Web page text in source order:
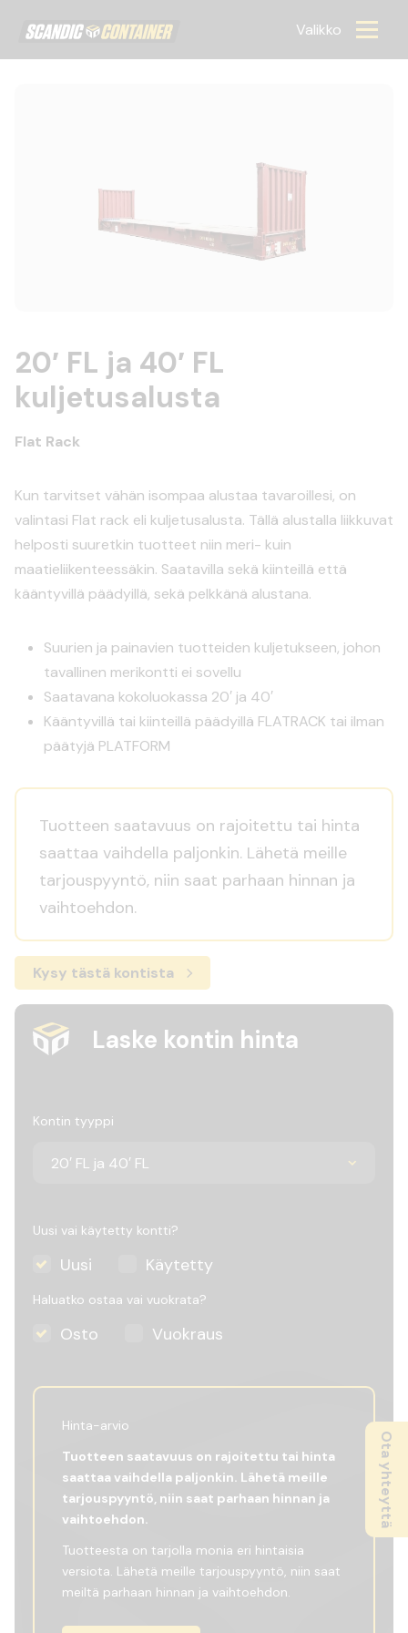
Scandic container
Valikko
20′ FL ja 40′ FL
kuljetusalusta
Flat Rack
Kun tarvitset vähän isompaa alustaa tavaroillesi, on
valintasi Flat rack eli kuljetusalusta. Tällä alustalla liikkuvat
helposti suuretkin tuotteet niin meri- kuin
maatieliikenteessäkin. Saatavilla sekä kiinteillä että
kääntyvillä päädyillä, sekä pelkkänä alustana.
Suurien ja painavien tuotteiden kuljetukseen, johon
tavallinen merikontti ei sovellu
Saatavana kokoluokassa 20′ ja 40′
Kääntyvillä tai kiinteillä päädyillä FLATRACK tai ilman
päätyjä PLATFORM
Tuotteen saatavuus on rajoitettu tai hinta
saattaa vaihdella paljonkin. Lähetä meille
tarjouspyyntö, niin saat parhaan hinnan ja
vaihtoehdon.
Kysy tästä kontista
Laske kontin hinta
Kontin tyyppi
Uusi vai käytetty kontti?
Uusi Käytetty
Haluatko ostaa vai vuokrata?
Osto Vuokraus
Hinta-arvio
Tuotteen saatavuus on rajoitettu tai hinta
saattaa vaihdella paljonkin. Lähetä meille
tarjouspyyntö, niin saat parhaan hinnan ja
vaihtoehdon.
Tuotteesta on tarjolla monia eri hintaisia
versiota. Lähetä meille tarjouspyyntö, niin saat
meiltä parhaan hinnan ja vaihtoehdon.
Ota yhteyttä